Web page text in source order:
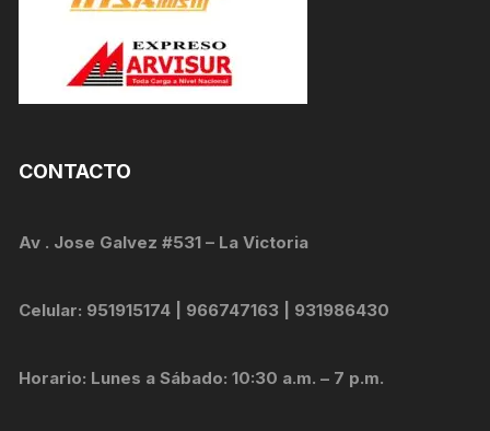
CONTACTO
Av . Jose Galvez #531 – La Victoria
Celular: 951915174 | 966747163 | 931986430
Horario: Lunes a Sábado: 10:30 a.m. – 7 p.m.